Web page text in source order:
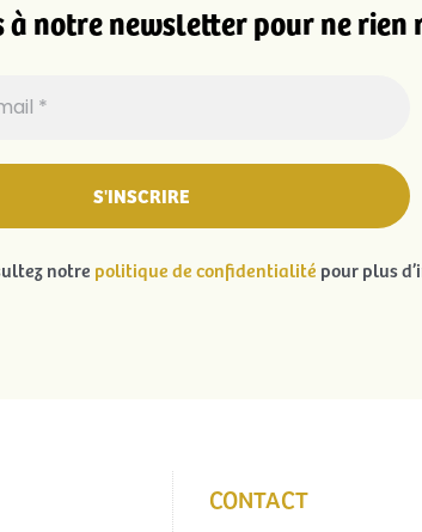
à notre newsletter pour ne rien
notre politique de confidentialité pour plus
CONTACT